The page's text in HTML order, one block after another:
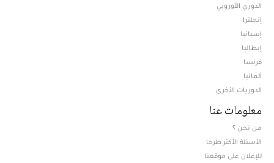
الدوري الأوروبي
إنجلترا
إسبانيا
إيطاليا
فرنسا
ألمانيا
الدوريات الأخرى
معلومات عنا
من نحن ؟
الأسئلة الأكثر طرحا
للإعلان على موقعنا